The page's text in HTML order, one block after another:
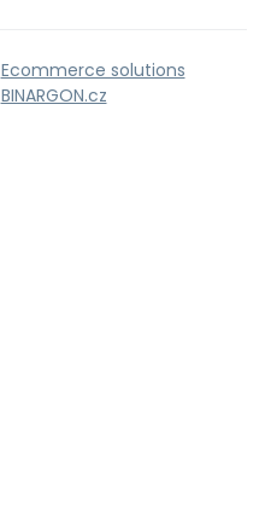
Ecommerce solutions
BINARGON.cz